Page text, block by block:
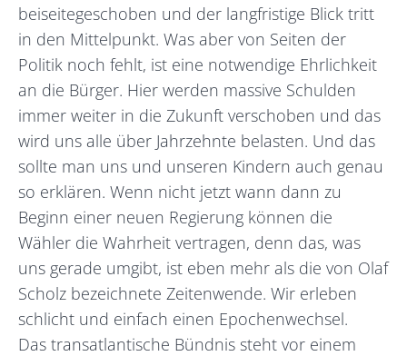
beiseitegeschoben und der langfristige Blick tritt
in den Mittelpunkt. Was aber von Seiten der
Politik noch fehlt, ist eine notwendige Ehrlichkeit
an die Bürger. Hier werden massive Schulden
immer weiter in die Zukunft verschoben und das
wird uns alle über Jahrzehnte belasten. Und das
sollte man uns und unseren Kindern auch genau
so erklären. Wenn nicht jetzt wann dann zu
Beginn einer neuen Regierung können die
Wähler die Wahrheit vertragen, denn das, was
uns gerade umgibt, ist eben mehr als die von Olaf
Scholz bezeichnete Zeitenwende. Wir erleben
schlicht und einfach einen Epochenwechsel.
Das transatlantische Bündnis steht vor einem